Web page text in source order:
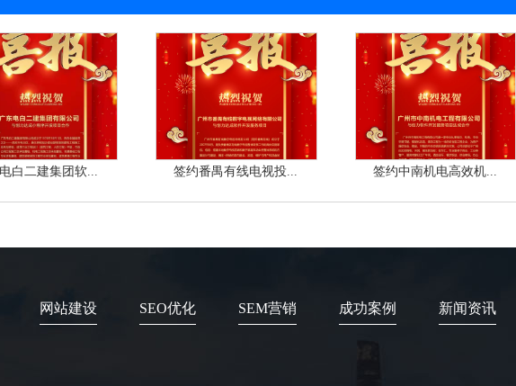
白二建集团软... 签约番禺有线电视投... 签约中南机电高效机...
网站建设 SEO优化 SEM营销 成功案例 新闻资讯